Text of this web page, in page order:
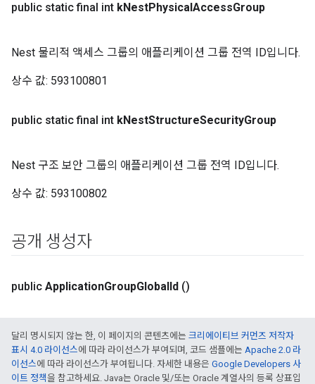
public static final int kNestPhysicalAccessGroup
Nest 물리적 액세스 그룹의 애플리케이션 그룹 전역 ID입니다.
상수 값: 593100801
public static final int kNestStructureSecurityGroup
Nest 구조 보안 그룹의 애플리케이션 그룹 전역 ID입니다.
상수 값: 593100802
공개 생성자
public ApplicationGroupGlobalId ()
달리 명시되지 않는 한, 이 페이지의 콘텐츠에는 크리에이티브 커먼즈 저작자
표시 4.0 라이선스에 따라 라이선스가 부여되며, 코드 샘플에는 Apache 2.0 라
이선스에 따라 라이선스가 부여됩니다. 자세한 내용은 Google Developers 사
이트 정책을 참고하세요. Java는 Oracle 및/또는 Oracle 계열사의 등록 상표입